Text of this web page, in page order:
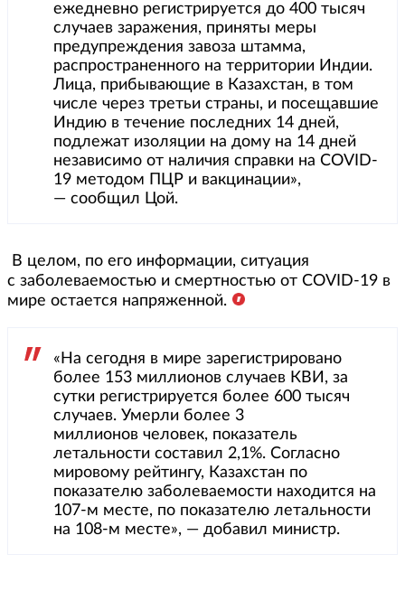
ежедневно регистрируется до 400 тысяч
случаев заражения, приняты меры
предупреждения завоза штамма,
распространенного на территории Индии.
Лица, прибывающие в Казахстан, в том
числе через третьи страны, и посещавшие
Индию в течение последних 14 дней,
подлежат изоляции на дому на 14 дней
независимо от наличия справки на COVID-
19 методом ПЦР и вакцинации»,
— сообщил Цой.
В целом, по его информации, ситуация
с заболеваемостью и смертностью от COVID-19 в
мире остается напряженной.
«На сегодня в мире зарегистрировано
более 153 миллионов случаев КВИ, за
сутки регистрируется более 600 тысяч
случаев. Умерли более 3
миллионов человек, показатель
летальности составил 2,1%. Согласно
мировому рейтингу, Казахстан по
показателю заболеваемости находится на
107-м месте, по показателю летальности
на 108-м месте», — добавил министр.